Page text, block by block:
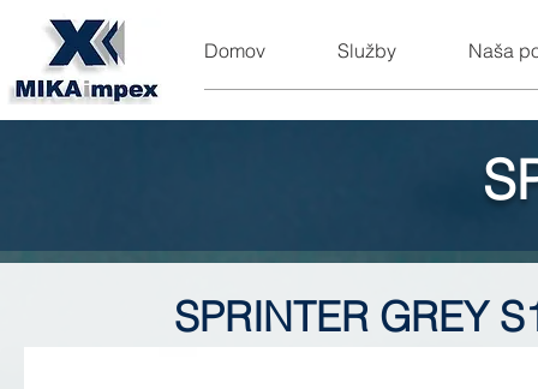
Domov Služby Naša
SPRINTER GREY